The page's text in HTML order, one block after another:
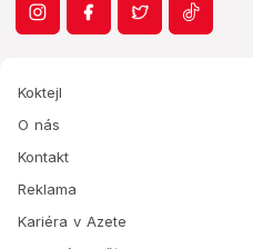
Koktejl
O nás
Kontakt
Reklama
Kariéra v Azete